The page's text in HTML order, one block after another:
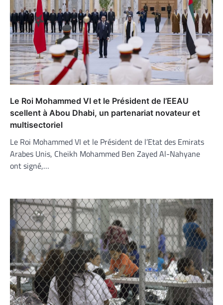
Le Roi Mohammed VI et le Président de l’EEAU
scellent à Abou Dhabi, un partenariat novateur et
multisectoriel
Le Roi Mohammed VI et le Président de l’Etat des Emirats
Arabes Unis, Cheikh Mohammed Ben Zayed Al-Nahyane
ont signé,…